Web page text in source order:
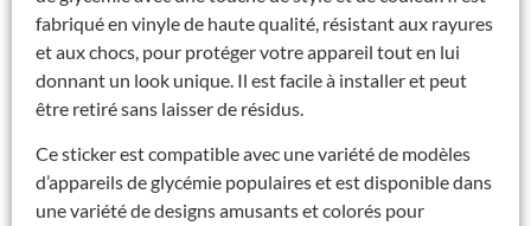
fabriqué en vinyle de haute qualité, résistant aux rayures
et aux chocs, pour protéger votre appareil tout en lui
donnant un look unique. Il est facile à installer et peut
être retiré sans laisser de résidus.
Ce sticker est compatible avec une variété de modèles
d’appareils de glycémie populaires et est disponible dans
une variété de designs amusants et colorés pour